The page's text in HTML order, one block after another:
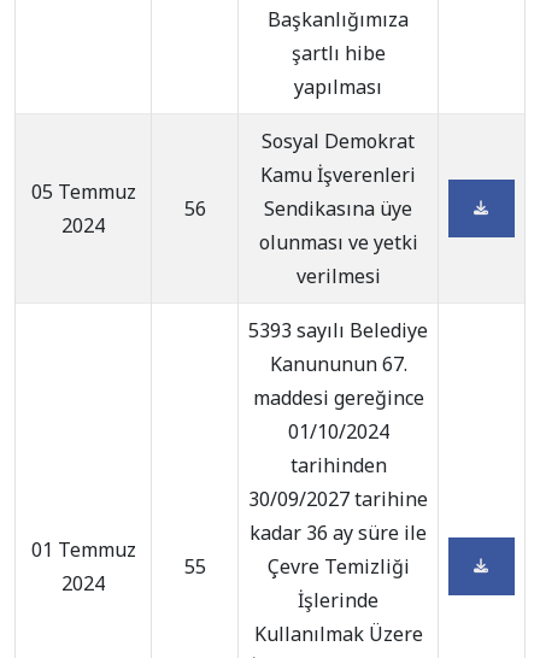
Başkanlığımıza
şartlı hibe
yapılması
05 Temmuz
2024
56
Sosyal Demokrat
Kamu İşverenleri
Sendikasına üye
olunması ve yetki
verilmesi
01 Temmuz
2024
55
5393 sayılı Belediye
Kanununun 67.
maddesi gereğince
01/10/2024
tarihinden
30/09/2027 tarihine
kadar 36 ay süre ile
Çevre Temizliği
İşlerinde
Kullanılmak Üzere